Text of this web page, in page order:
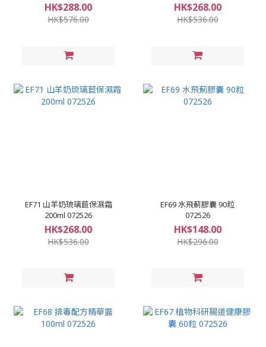
HK$288.00
HK$576.00
HK$268.00
HK$536.00
EF71 山羊奶琉璃苣保濕霜
200ml 072526
HK$268.00
HK$536.00
EF69 水飛薊膠囊 90粒
072526
HK$148.00
HK$296.00